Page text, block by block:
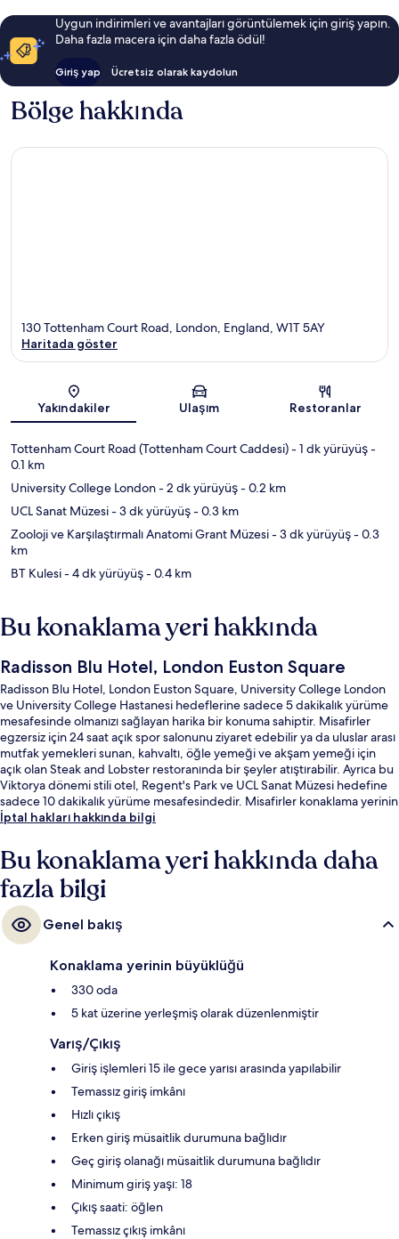
Uygun indirimleri ve avantajları görüntülemek için giriş yapın.
Daha fazla macera için daha fazla ödül!
Giriş yap Ücretsiz olarak kaydolun
Bölge hakkında
Harita
130 Tottenham Court Road, London, England, W1T 5AY
Haritada göster
Yakındakiler Ulaşım Restoranlar
Tottenham Court Road (Tottenham Court Caddesi)- 1 dk yürüyüş-
0.1 km
University College London- 2 dk yürüyüş- 0.2 km
UCL Sanat Müzesi- 3 dk yürüyüş- 0.3 km
Zooloji ve Karşılaştırmalı Anatomi Grant Müzesi- 3 dk yürüyüş- 0.3
km
BT Kulesi- 4 dk yürüyüş- 0.4 km
Bu konaklama yeri hakkında
Radisson Blu Hotel, London Euston Square
Radisson Blu Hotel, London Euston Square, University College London
ve University College Hastanesi hedeflerine sadece 5 dakikalık yürüme
mesafesinde olmanızı sağlayan harika bir konuma sahiptir. Misafirler
egzersiz için 24 saat açık spor salonunu ziyaret edebilir ya da uluslar arası
mutfak yemekleri sunan, kahvaltı, öğle yemeği ve akşam yemeği için
açık olan Steak and Lobster restoranında bir şeyler atıştırabilir. Ayrıca bu
Viktorya dönemi stili otel, Regent's Park ve UCL Sanat Müzesi hedefine
sadece 10 dakikalık yürüme mesafesindedir. Misafirler konaklama yerinin
toplu taşıma araçlarına kısa yürüme mesafesinde olmasını seviyor:
İstasyonu 3 dakika mesafede.
İptal hakları hakkında bilgi
Bu konaklama yeri hakkında daha
fazla bilgi
Genel bakış
Konaklama yerinin büyüklüğü
330 oda
5 kat üzerine yerleşmiş olarak düzenlenmiştir
Varış/Çıkış
Giriş işlemleri 15 ile gece yarısı arasında yapılabilir
Temassız giriş imkânı
Hızlı çıkış
Erken giriş müsaitlik durumuna bağlıdır
Geç giriş olanağı müsaitlik durumuna bağlıdır
Minimum giriş yaşı: 18
Çıkış saati: öğlen
Temassız çıkış imkânı